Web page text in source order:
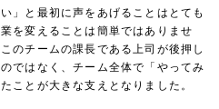
」と最初に声をあげることはとても
を変えることは簡単ではありませ
のチームの課長である上司が後押し
ではなく、チーム全体で「やってみ
ことが大きな支えとなりました。